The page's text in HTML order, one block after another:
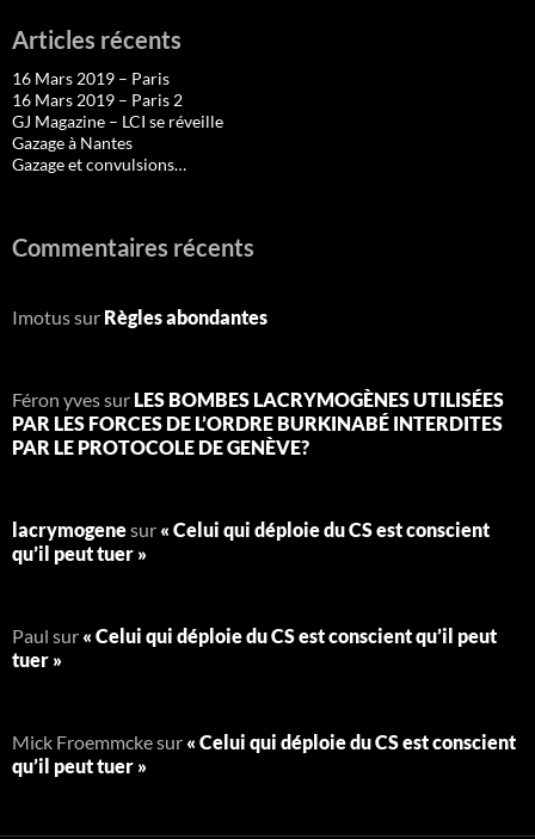
Articles récents
16 Mars 2019 – Paris
16 Mars 2019 – Paris 2
GJ Magazine – LCI se réveille
Gazage à Nantes
Gazage et convulsions…
Commentaires récents
Imotussur Règles abondantes
Féron yvessur LES BOMBES LACRYMOGÈNES UTILISÉES
PAR LES FORCES DE L’ORDRE BURKINABÉ INTERDITES
PAR LE PROTOCOLE DE GENÈVE?
lacrymogenesur « Celui qui déploie du CS est conscient
qu’il peut tuer »
Paul sur « Celui qui déploie du CS est conscient qu’il peut
tuer »
Mick Froemmckesur « Celui qui déploie du CS est conscient
qu’il peut tuer »